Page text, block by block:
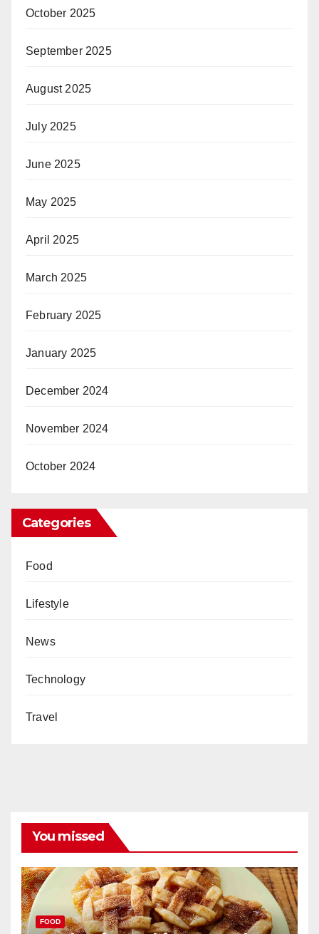
October 2025
September 2025
August 2025
July 2025
June 2025
May 2025
April 2025
March 2025
February 2025
January 2025
December 2024
November 2024
October 2024
Categories
Food
Lifestyle
News
Technology
Travel
You missed
FOOD